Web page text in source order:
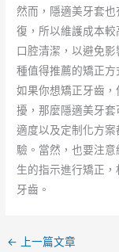
然而，隱適美牙套
復，所以維護成本
口腔清潔，以避免
種值得推薦的矯正方
如果你想矯正牙齒
擾，那麼隱適美牙
適度以及定制化方
驗。當然，也要注
生的指示進行矯正
牙齒。
← 上一篇文章